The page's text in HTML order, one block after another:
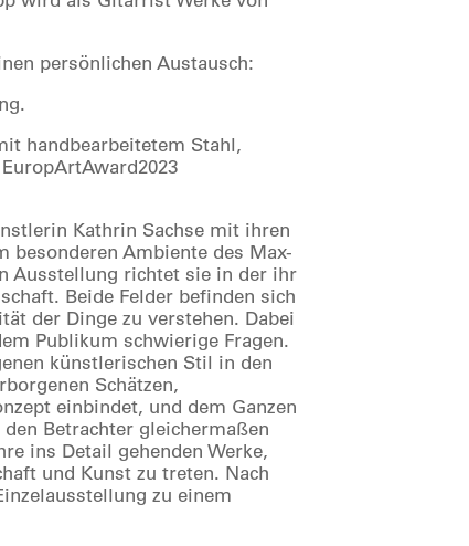
persönlichen Austausch:
handbearbeitetem Stahl,
Kathrin Sachse mit ihren
besonderen Ambiente des Max-
Ausstellung richtet sie in der ihr
Beide Felder befinden sich
der Dinge zu verstehen. Dabei
Publikum schwierige Fragen.
künstlerischen Stil in den
Schätzen,
einbindet, und dem Ganzen
Betrachter gleichermaßen
ins Detail gehenden Werke,
und Kunst zu treten. Nach
zu einem